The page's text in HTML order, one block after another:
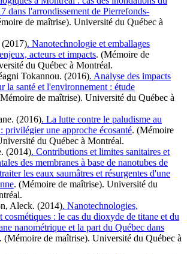
dans l'arrondissement de Pierrefonds-
de maîtrise). Université du Québec à
. Nanotechnologie et emballages
acteurs et impacts. (Mémoire de
du Québec à Montréal.
Tokannou. (2016). Analyse des impacts
la santé et l'environnement : étude
de maîtrise). Université du Québec à
(2016). La lutte contre le paludisme au
privilégier une approche écosanté. (Mémoire
du Québec à Montréal.
(2014). Contributions et limites sanitaires et
des membranes à base de nanotubes de
les eaux saumâtres et résurgentes d'une
. (Mémoire de maîtrise). Université du
Aleck. (2014). Nanotechnologies,
cosmétiques : le cas du dioxyde de titane et du
nanométrique et la part du Québec dans
. (Mémoire de maîtrise). Université du Québec à